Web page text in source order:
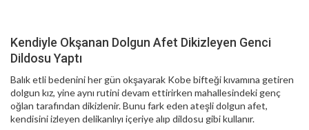
Kendiyle Okşanan Dolgun Afet Dikizleyen Genci
Dildosu Yaptı
Balık etli bedenini her gün okşayarak Kobe bifteği kıvamına getiren
dolgun kız, yine aynı rutini devam ettirirken mahallesindeki genç
oğlan tarafından dikizlenir. Bunu fark eden ateşli dolgun afet,
kendisini izleyen delikanlıyı içeriye alıp dildosu gibi kullanır.